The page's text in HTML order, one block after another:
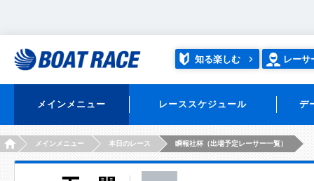
知る楽しむ レーサ
メインメニュー レーススケジュール デ
HOMEメインメニュー 本日のレース 瞬報社杯（出場予定レーサー一覧）